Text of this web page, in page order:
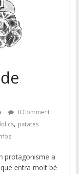
0 Comment
, patates
protagonisme a
que entra molt bé